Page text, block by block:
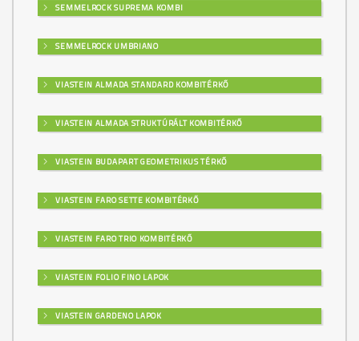
SEMMELROCK SUPREMA KOMBI
SEMMELROCK UMBRIANO
VIASTEIN ALMADA STANDARD KOMBITÉRKŐ
VIASTEIN ALMADA STRUKTÚRÁLT KOMBITÉRKŐ
VIASTEIN BUDAPART GEOMETRIKUS TÉRKŐ
VIASTEIN FARO SETTE KOMBITÉRKŐ
VIASTEIN FARO TRIO KOMBITÉRKŐ
VIASTEIN FOLIO FINO LAPOK
VIASTEIN GARDENO LAPOK